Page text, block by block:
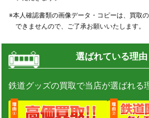
※本人確認書類の画像データ・コピーは、買取
できませんので、ご了承お願いいたします。
選ばれている理由
鉄道グッズの買取で当店が選ばれる